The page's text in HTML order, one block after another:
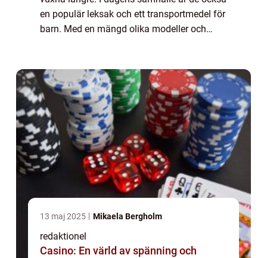
en populär leksak och ett transportmedel för
barn. Med en mängd olika modeller och
13 maj 2025 Mikaela Bergholm
redaktionel
Casino: En värld av spänning och